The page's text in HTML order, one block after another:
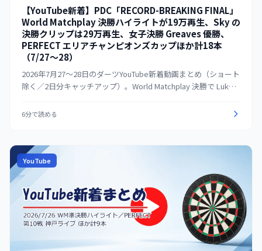
【YouTube新着】PDC「RECORD-BREAKING FINAL」
World Matchplay 決勝ハイライトが19万再生、Sky の
決勝クリップは29万再生、女子決勝 Greaves 優勝、
PERFECT エリアチャンピオンズカップほか計18本
（7/27〜28）
2026年7月27〜28日のダーツYouTube新着動画まとめ（ショート
除く／2日分キャッチアップ）。World Matchplay 決勝で Luke
フルマッチ、記録づくめの内容を振り返る動画を続々公開。
3度目の優勝を果たした Beau Greaves の動画や、国内の
PERFECT エリアチャンピオンズカップも配信された。
6分で読める
YouTube